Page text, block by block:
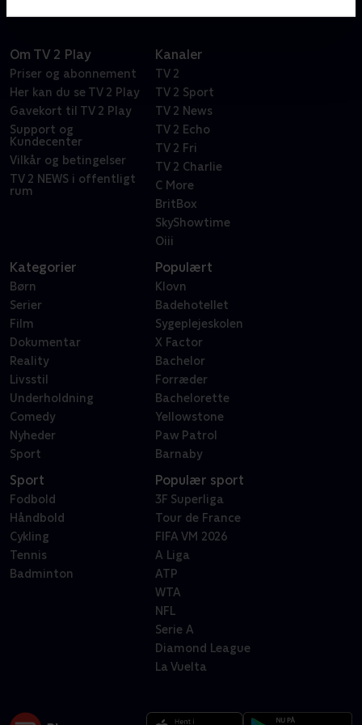
Om TV 2 Play
Priser og abonnement
Her kan du se TV 2 Play
Gavekort til TV 2 Play
Support og
Kundecenter
Vilkår og betingelser
TV 2 NEWS i offentligt
rum
Kanaler
TV 2
TV 2 Sport
TV 2 News
TV 2 Echo
TV 2 Fri
TV 2 Charlie
C More
BritBox
SkyShowtime
Oiii
Kategorier
Børn
Serier
Film
Dokumentar
Reality
Livsstil
Underholdning
Comedy
Nyheder
Sport
Populært
Klovn
Badehotellet
Sygeplejeskolen
X Factor
Bachelor
Forræder
Bachelorette
Yellowstone
Paw Patrol
Barnaby
Sport
Fodbold
Håndbold
Cykling
Tennis
Badminton
Populær sport
3F Superliga
Tour de France
FIFA VM 2026
A Liga
ATP
WTA
NFL
Serie A
Diamond League
La Vuelta